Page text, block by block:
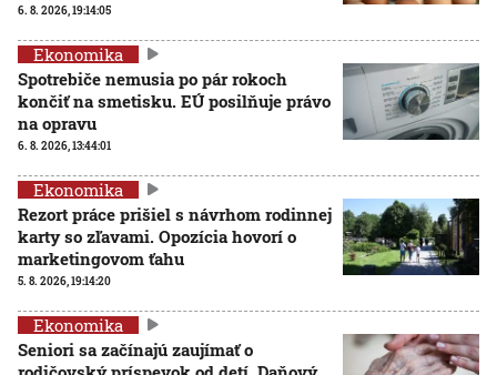
6. 8. 2026, 19:14:05
Ekonomika
Spotrebiče nemusia po pár rokoch
končiť na smetisku. EÚ posilňuje právo
na opravu
6. 8. 2026, 13:44:01
Ekonomika
Rezort práce prišiel s návrhom rodinnej
karty so zľavami. Opozícia hovorí o
marketingovom ťahu
5. 8. 2026, 19:14:20
Ekonomika
Seniori sa začínajú zaujímať o